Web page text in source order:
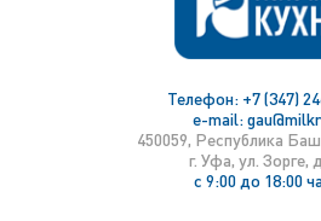
Телефон: +7 (347)
e-mail:
450059, Республика
г. Уфа, ул. Зорге,
с 9:00 до 18:00